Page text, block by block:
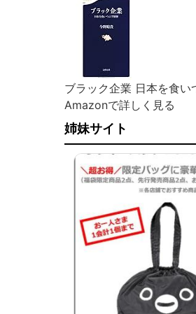
ブラック企業 日本を食
Amazonで詳しく見る
姉妹サイト